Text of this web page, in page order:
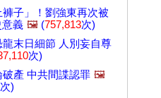
褲子」！劉強東再次被
意義 🖼️ (757,813次)
龍末日細節 人別妄自尊
次)
破產 中共間諜認罪 🖼️
次)